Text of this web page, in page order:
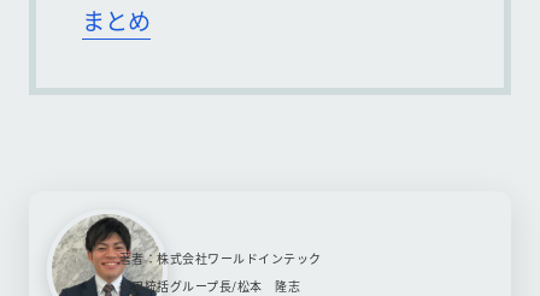
まとめ
著者：株式会社ワールドインテック
採用統括グループ長/松本 隆志